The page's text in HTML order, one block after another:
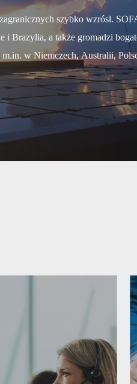
szybko wzrósł.
Brazylia, a także gromadzi
m.in. w Niemczech, Australii,